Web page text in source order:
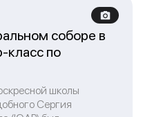
соборе в
класс по
школы
Сергия